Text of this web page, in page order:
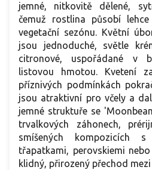
jemné, nitkovitě dělené,
čemuž rostlina působí
vegetační sezónu. Květní
jsou jednoduché, světle
citronové, uspořádané v
listovou hmotou. Kvetení
příznivých podmínkách
jsou atraktivní pro včely a
jemné struktuře se
trvalkových záhonech,
smíšených kompozicích
třapatkami, perovskiemi
klidný, přirozený přechod